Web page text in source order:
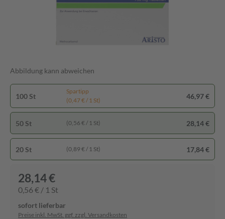
Abbildung kann abweichen
100 St
Spartipp
(0,47 € / 1 St)
46,97 €
50 St (0,56 € / 1 St) 28,14 €
20 St (0,89 € / 1 St) 17,84 €
28,14 €
0,56 € / 1 St
sofort lieferbar
Preise inkl. MwSt. ggf. zzgl. Versandkosten